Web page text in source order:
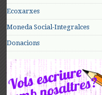
Ecoxarxes
Moneda Social-Integralces
Donacions